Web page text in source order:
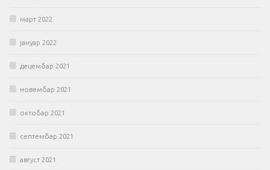
март 2022
јануар 2022
децембар 2021
новембар 2021
октобар 2021
септембар 2021
август 2021